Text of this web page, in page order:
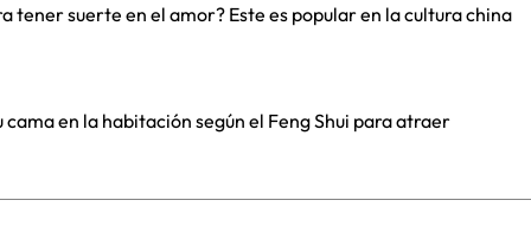
tener suerte en el amor? Este es popular en la cultura china
en la habitación según el Feng Shui para atraer